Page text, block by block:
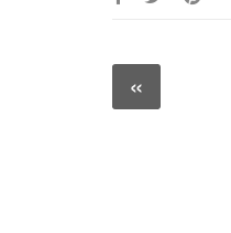
投
稿
Previous
«